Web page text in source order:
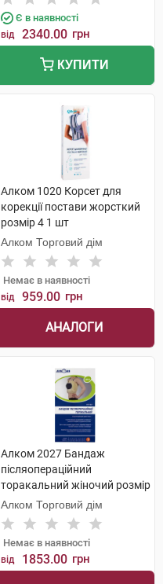
Є в наявності
від 2340.00 грн
КУПИТИ
Алком 1020 Корсет для
корекції постави жорсткий
розмір 4 1 шт
Алком Торговий дім
Немає в наявності
від 959.00 грн
АНАЛОГИ
Алком 2027 Бандаж
післяопераційний
торакальний жіночий розмір
3 1 шт
Алком Торговий дім
Немає в наявності
від 1853.00 грн